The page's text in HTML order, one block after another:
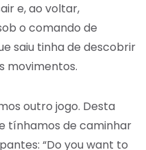
e, ao voltar,
o comando de
saiu tinha de descobrir
movimentos.
outro jogo. Desta
tínhamos de caminhar
“Do you want to